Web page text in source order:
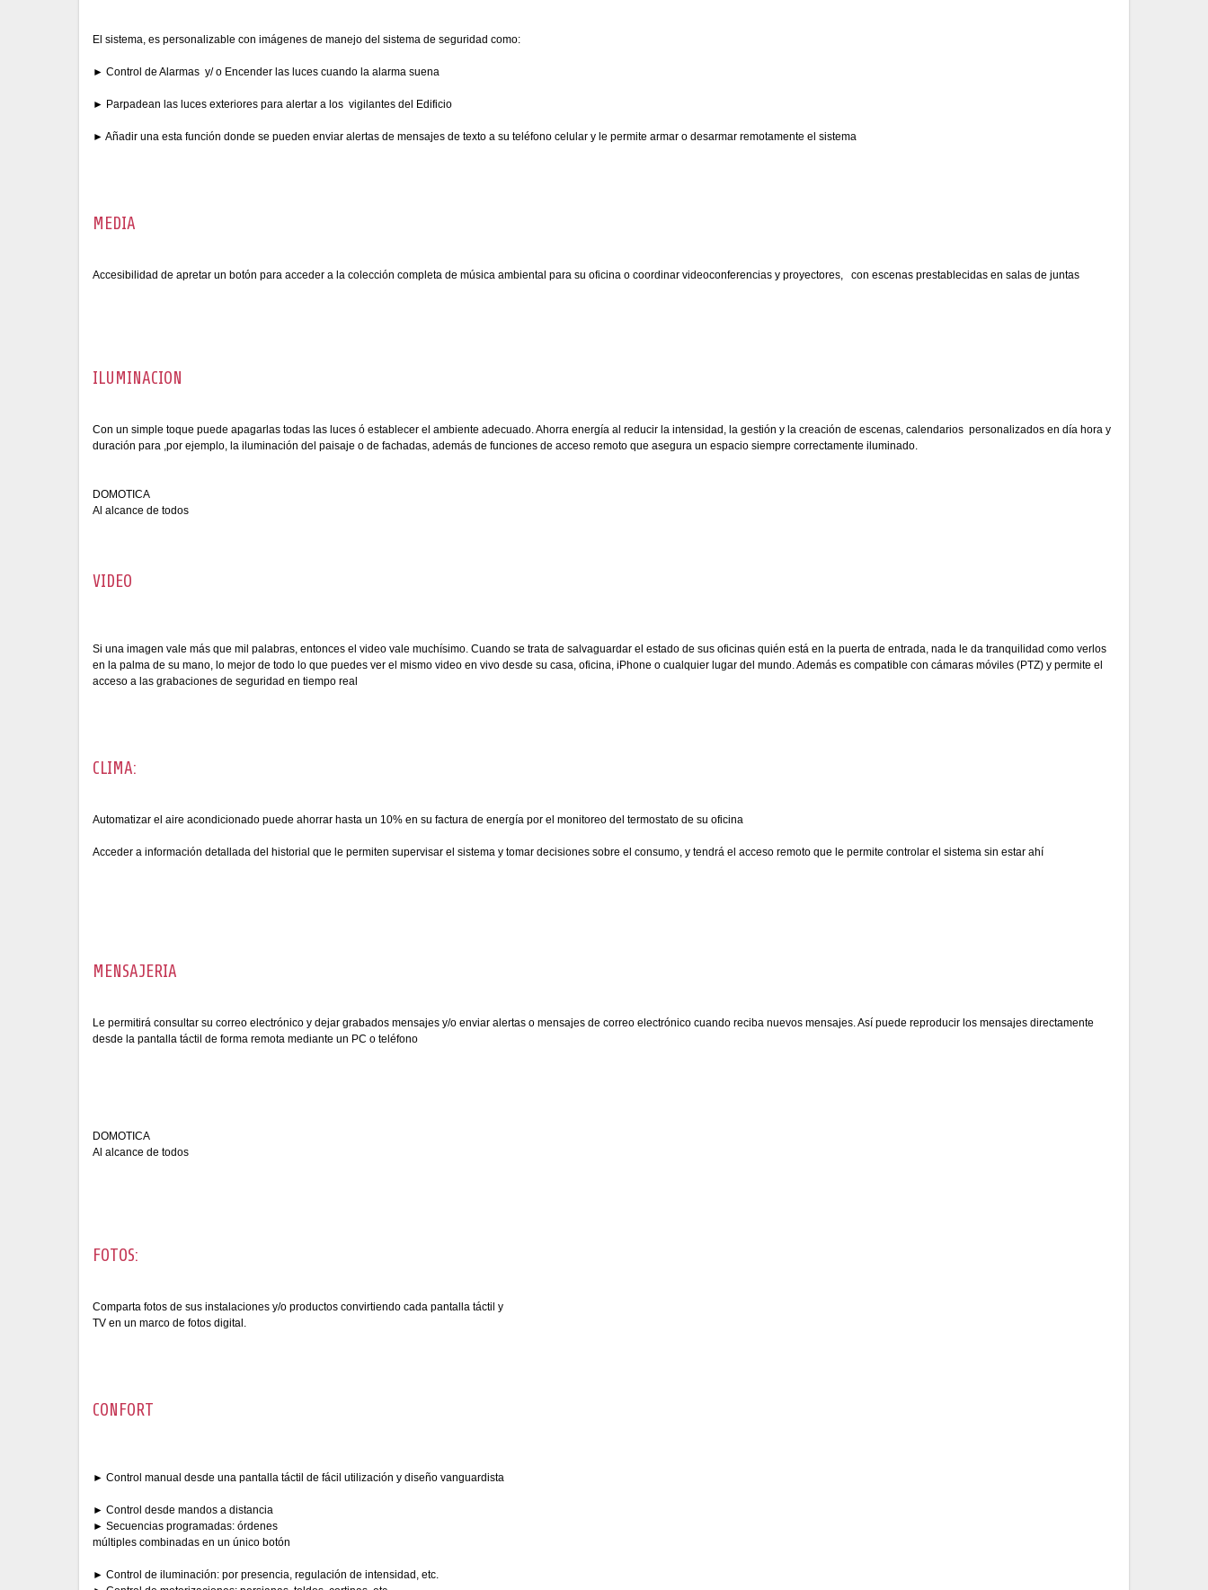
El sistema, es personalizable con imágenes de manejo del sistema de seguridad como:
► Control de Alarmas y/ o Encender las luces cuando la alarma suena
► Parpadean las luces exteriores para alertar a los vigilantes del Edificio
► Añadir una esta función donde se pueden enviar alertas de mensajes de texto a su teléfono celular y le permite armar o desarmar remotamente el sistema
MEDIA
Accesibilidad de apretar un botón para acceder a la colección completa de música ambiental para su oficina o coordinar videoconferencias y proyectores, con escenas prestablecidas en salas de juntas
ILUMINACION
Con un simple toque puede apagarlas todas las luces ó establecer el ambiente adecuado. Ahorra energía al reducir la intensidad, la gestión y la creación de escenas, calendarios personalizados en día hora y
duración para ,por ejemplo, la iluminación del paisaje o de fachadas, además de funciones de acceso remoto que asegura un espacio siempre correctamente iluminado.
DOMOTICA
Al alcance de todos
VIDEO
Si una imagen vale más que mil palabras, entonces el video vale muchísimo. Cuando se trata de salvaguardar el estado de sus oficinas quién está en la puerta de entrada, nada le da tranquilidad como verlos
en la palma de su mano, lo mejor de todo lo que puedes ver el mismo video en vivo desde su casa, oficina, iPhone o cualquier lugar del mundo. Además es compatible con cámaras móviles (PTZ) y permite el
acceso a las grabaciones de seguridad en tiempo real
CLIMA:
Automatizar el aire acondicionado puede ahorrar hasta un 10% en su factura de energía por el monitoreo del termostato de su oficina
Acceder a información detallada del historial que le permiten supervisar el sistema y tomar decisiones sobre el consumo, y tendrá el acceso remoto que le permite controlar el sistema sin estar ahí
MENSAJERIA
Le permitirá consultar su correo electrónico y dejar grabados mensajes y/o enviar alertas o mensajes de correo electrónico cuando reciba nuevos mensajes. Así puede reproducir los mensajes directamente
desde la pantalla táctil de forma remota mediante un PC o teléfono
DOMOTICA
Al alcance de todos
FOTOS:
Comparta fotos de sus instalaciones y/o productos convirtiendo cada pantalla táctil y
TV en un marco de fotos digital.
CONFORT
► Control manual desde una pantalla táctil de fácil utilización y diseño vanguardista
► Control desde mandos a distancia
► Secuencias programadas: órdenes
múltiples combinadas en un único botón
► Control de iluminación: por presencia, regulación de intensidad, etc.